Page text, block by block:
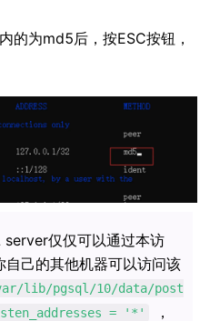
的为md5后，按ESC按钮，
仅仅可以通过本访
自己的其他机器可以访问该
lib/pgsql/10/data/post
= '*'
，